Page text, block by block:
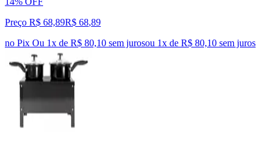
Preço R$ 68,89R$ 68,89
no Pix Ou 1x de R$ 80,10 sem jurosou 1x de R$ 80,10 sem juros